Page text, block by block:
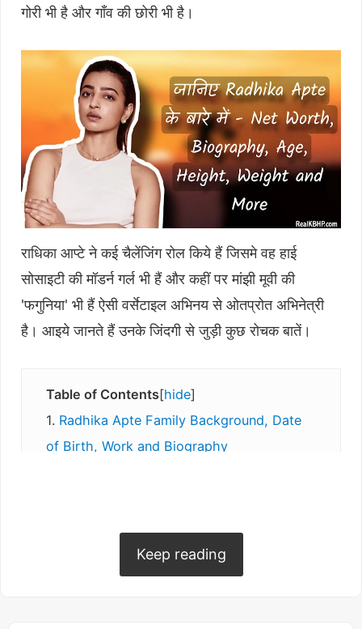
गोरी भी है और गाँव की छोरी भी है।
राधिका आप्टे ने कई चैलेंजिंग रोल किये हैं जिसमे वह हाई
सोसाइटी की मॉडर्न गर्ल भी हैं और कहीं पर मांझी मूवी की
'फगुनिया' भी हैं ऐसी वर्सेटाइल अभिनय से ओतप्रोत अभिनेत्री
है। आइये जानते हैं उनके जिंदगी से जुड़ी कुछ रोचक बातें।
Table of Contents hide
Radhika Apte Family Background, Date
of Birth, Work and Biography
Radhika Apte affairs, Boyfriend,
Marriage, Husband
Keep reading